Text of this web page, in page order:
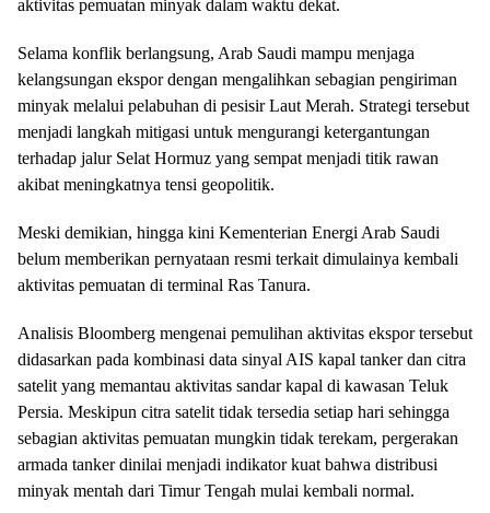
aktivitas pemuatan minyak dalam waktu dekat.
Selama konflik berlangsung, Arab Saudi mampu menjaga
kelangsungan ekspor dengan mengalihkan sebagian pengiriman
minyak melalui pelabuhan di pesisir Laut Merah. Strategi tersebut
menjadi langkah mitigasi untuk mengurangi ketergantungan
terhadap jalur Selat Hormuz yang sempat menjadi titik rawan
akibat meningkatnya tensi geopolitik.
Meski demikian, hingga kini Kementerian Energi Arab Saudi
belum memberikan pernyataan resmi terkait dimulainya kembali
aktivitas pemuatan di terminal Ras Tanura.
Analisis Bloomberg mengenai pemulihan aktivitas ekspor tersebut
didasarkan pada kombinasi data sinyal AIS kapal tanker dan citra
satelit yang memantau aktivitas sandar kapal di kawasan Teluk
Persia. Meskipun citra satelit tidak tersedia setiap hari sehingga
sebagian aktivitas pemuatan mungkin tidak terekam, pergerakan
armada tanker dinilai menjadi indikator kuat bahwa distribusi
minyak mentah dari Timur Tengah mulai kembali normal.